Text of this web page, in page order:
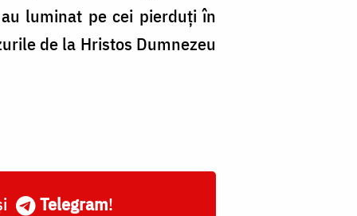
luminat pe cei pierduți în
de la Hristos Dumnezeu
Telegram!